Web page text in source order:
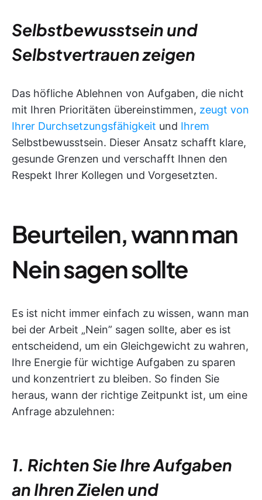
Selbstbewusstsein und
Selbstvertrauen zeigen
Das höfliche Ablehnen von Aufgaben, die nicht
mit Ihren Prioritäten übereinstimmen, zeugt von
Ihrer Durchsetzungsfähigkeit und Ihrem
Selbstbewusstsein. Dieser Ansatz schafft klare,
gesunde Grenzen und verschafft Ihnen den
Respekt Ihrer Kollegen und Vorgesetzten.
Beurteilen, wann man
Nein sagen sollte
Es ist nicht immer einfach zu wissen, wann man
bei der Arbeit „Nein” sagen sollte, aber es ist
entscheidend, um ein Gleichgewicht zu wahren,
Ihre Energie für wichtige Aufgaben zu sparen
und konzentriert zu bleiben. So finden Sie
heraus, wann der richtige Zeitpunkt ist, um eine
Anfrage abzulehnen:
1. Richten Sie Ihre Aufgaben
an Ihren Zielen und